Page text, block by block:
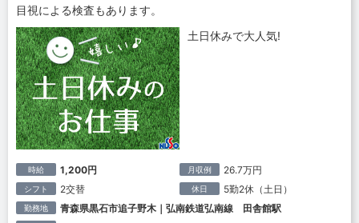
目視による検査もあります。
土日休みで大人気!
時給 1,200円 月収例 26.7万円
シフト 2交替 休日 5勤2休（土日）
勤務地 青森県黒石市追子野木｜弘南鉄道弘南線 田舎館駅